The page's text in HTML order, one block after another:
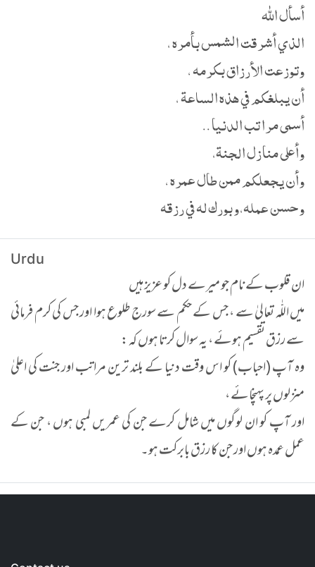
أسأل الله
الذي أشرقت الشمس بأمره ،
وتوزعت الأرزاق بكرمه ،
أن يبلغكم في هذه الساعة ،
أسمى مراتب الدنيا ..
وأعلى منازل الجنة،
وأن يجعلكم ممن طال عمره ،
وحسن عمله،وبورك له في رزقه
Urdu
ان قلوب کے نام جو میرے دل کو عزیز ہیں
میں اللّٰہ تعالیٰ سے ، جس کے حکم سے سورج طلوع ہوا اور جس کی کرم فرمائی
سے رزق تقسیم ہوئے ، یہ سوال کرتا ہوں کہ :
وہ آپ (احباب) کو اس وقت دنیا کے بلند ترین مراتب اور جنت کی اعلیٰ
منزلوں پر پہنچائے ،
اور آپ کو ان لوگوں میں شامل کرے جن کی عمریں لمبی ہوں ، جن کے
عمل عمدہ ہوں اور جن کا رزق بابرکت ہو۔